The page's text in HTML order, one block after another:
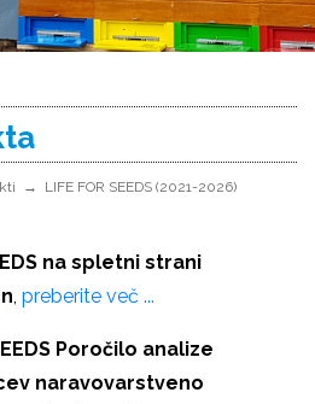
LIFE FOR SEEDS (2021-2026)
na spletni strani
, preberite več ...
Poročilo analize
naravovarstveno